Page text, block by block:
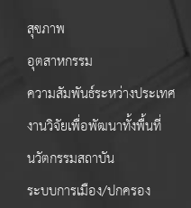
สุขภาพ
อุตสาหกรรม
ความสัมพันธ์ระหว่างประเทศ
งานวิจัยเพื่อพัฒนาทั้งพื้นที่
นวัตกรรมสถาบัน
ระบบการเมือง/ปกครอง